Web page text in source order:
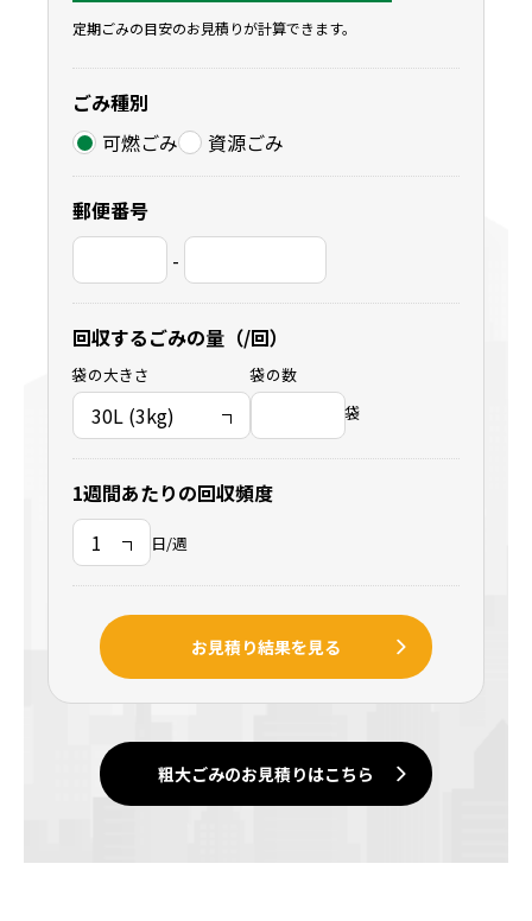
定期ごみの目安のお見積りが計算できます。
ごみ種別
可燃ごみ
資源ごみ
郵便番号
-
回収するごみの量（/回）
袋の大きさ
袋の数
袋
1週間あたりの回収頻度
日/週
お見積り結果を見る
粗大ごみのお見積りはこちら